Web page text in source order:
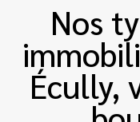
Nos
Écully,